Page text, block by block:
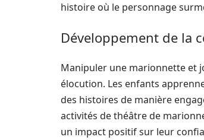
histoire où le personnage
Développement de la
Manipuler une marionnette et
élocution. Les enfants
des histoires de manière
activités de théâtre de
un impact positif sur leur